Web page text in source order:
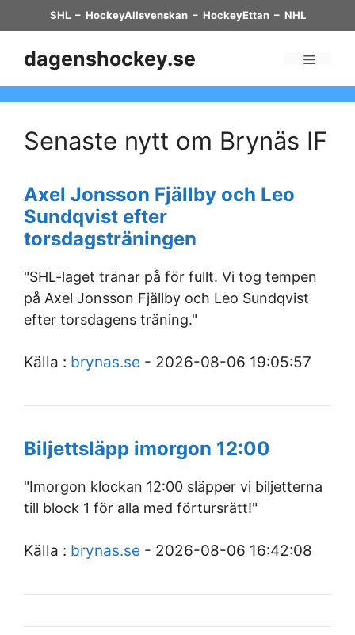
to
content
SHL– HockeyAllsvenskan– HockeyEttan– NHL
dagenshockey.se
Senaste nytt om Brynäs IF
Axel Jonsson Fjällby och Leo
Sundqvist efter
torsdagsträningen
"SHL-laget tränar på för fullt. Vi tog tempen
på Axel Jonsson Fjällby och Leo Sundqvist
efter torsdagens träning."
Källa : brynas.se - 2026-08-06 19:05:57
Biljettsläpp imorgon 12:00
"Imorgon klockan 12:00 släpper vi biljetterna
till block 1 för alla med förtursrätt!"
Källa : brynas.se - 2026-08-06 16:42:08